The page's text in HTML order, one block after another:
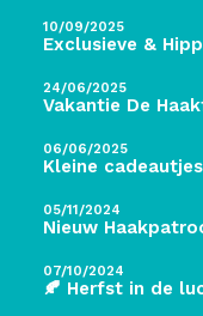
10/09/2025
Exclusieve &
24/06/2025
Vakantie De
06/06/2025
Kleine
05/11/2024
Nieuw
07/10/2024
🍂 Herfst in de